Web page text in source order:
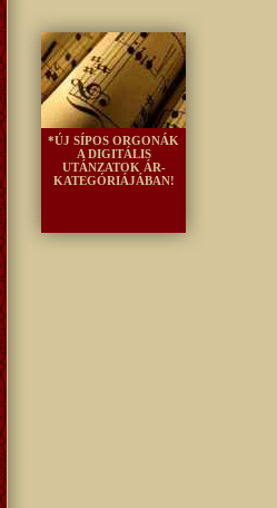
*ÚJ SÍPOS ORGONÁK
A DIGITÁLIS
UTÁNZATOK ÁR-
KATEGÓRIÁJÁBAN!